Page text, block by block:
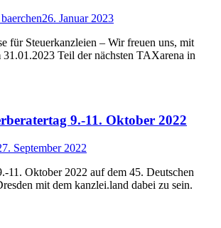
baerchen26. Januar 2023
für Steuerkanzleien – Wir freuen uns, mit
31.01.2023 Teil der nächsten TAXarena in
9.-11. Oktober 2022
September 2022
11. Oktober 2022 auf dem 45. Deutschen
mit dem kanzlei.land dabei zu sein.